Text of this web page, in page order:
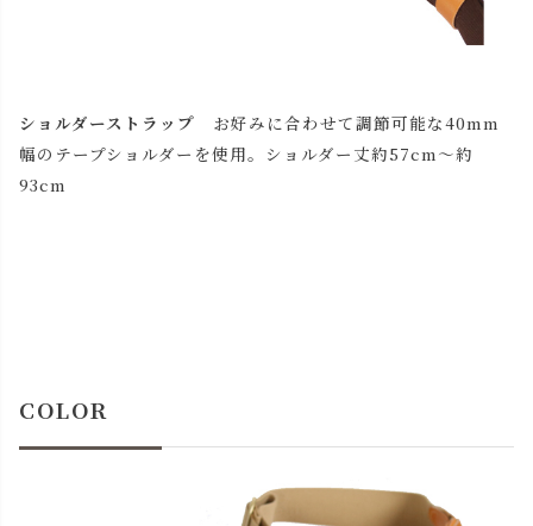
ショルダーストラップ お好みに合わせて調節可能な40mm
幅のテープショルダーを使用。ショルダー丈約57cm～約
93cm
COLOR